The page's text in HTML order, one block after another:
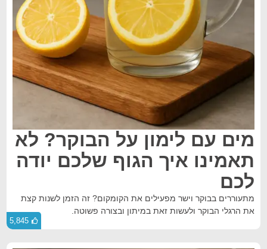
מים עם לימון על הבוקר? לא
תאמינו איך הגוף שלכם יודה
לכם
מתעוררים בבוקר וישר מפעילים את הקומקום? זה הזמן לשנות קצת
את הרגלי הבוקר ולעשות זאת במיתון ובצורה פשוטה.
5,845